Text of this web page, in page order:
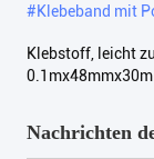
#Klebeband mit
Klebstoff, leicht
Nachrichten